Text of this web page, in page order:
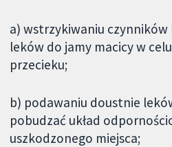
a) wstrzykiwaniu
leków do jamy macicy w
przecieku;
b) podawaniu doustnie
pobudzać układ
uszkodzonego miejsca;